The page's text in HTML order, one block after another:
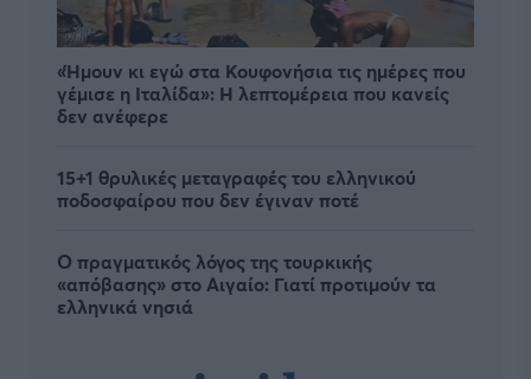
«Ήμουν κι εγώ στα Κουφονήσια τις ημέρες που
γέμισε η Ιταλίδα»: Η λεπτομέρεια που κανείς
δεν ανέφερε
15+1 θρυλικές μεταγραφές του ελληνικού
ποδοσφαίρου που δεν έγιναν ποτέ
Ο πραγματικός λόγος της τουρκικής
«απόβασης» στο Αιγαίο: Γιατί προτιμούν τα
ελληνικά νησιά